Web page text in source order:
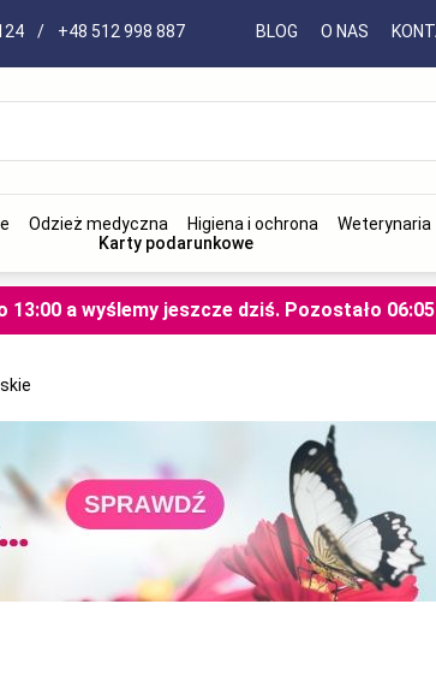
/ +48 512 998 887 BLOG O NAS
Odzież medyczna Higiena i ochrona Weterynaria
Karty podarunkowe
13:00 a wyślemy jeszcze dziś. Pozostało 06:05